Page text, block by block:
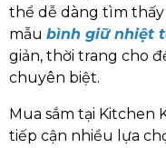
thể dễ dàng tìm
mẫu bình giữ nhiệt
giản, thời trang cho
chuyên biệt.
Mua sắm tại Kitchen
tiếp cận nhiều lựa